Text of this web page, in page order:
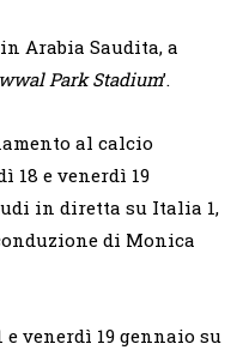
Arabia Saudita, a
Park Stadium’.
al calcio
18 e venerdì 19
in diretta su Italia 1,
di Monica
venerdì 19 gennaio su